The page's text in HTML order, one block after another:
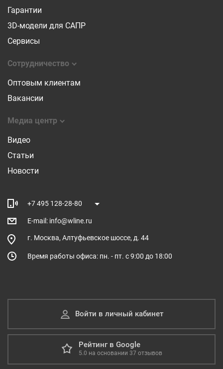
Гарантии
3D-модели для САПР
Сервисы
Сотрудничество
Оптовым клиентам
Вакансии
Медиа центр
Видео
Статьи
Новости
+7 495 128-28-80
E-mail: info@wline.ru
г. Москва, Алтуфьевское шоссе, д. 44
Время работы офиса: пн. - пт. с 9:00 до 18:00
Войти в личный кабинет
Рейтинг в Google
5.0 на основании 37отзывов